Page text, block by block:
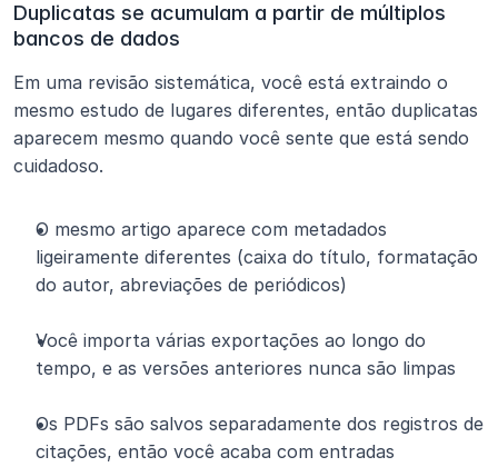
Duplicatas se acumulam a partir de múltiplos
bancos de dados
Em uma revisão sistemática, você está extraindo o
mesmo estudo de lugares diferentes, então duplicatas
aparecem mesmo quando você sente que está sendo
cuidadoso.
O mesmo artigo aparece com metadados
ligeiramente diferentes (caixa do título, formatação
do autor, abreviações de periódicos)
Você importa várias exportações ao longo do
tempo, e as versões anteriores nunca são limpas
Os PDFs são salvos separadamente dos registros de
citações, então você acaba com entradas